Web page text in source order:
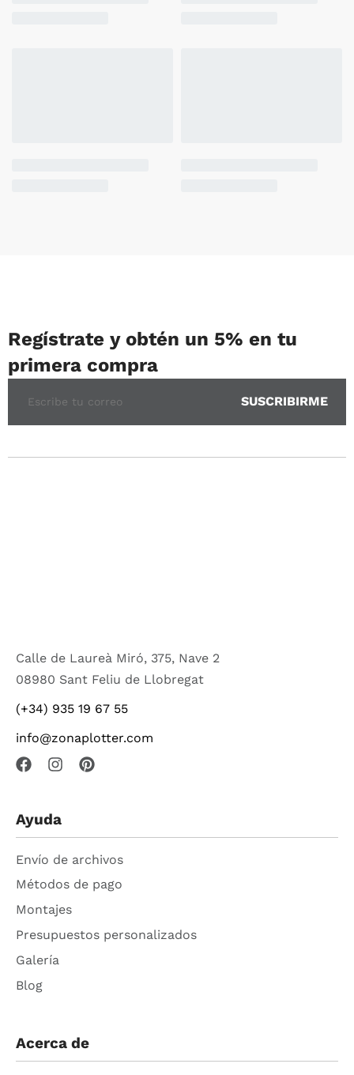
Regístrate y obtén un 5% en tu
primera compra
Calle de Laureà Miró, 375, Nave 2
08980 Sant Feliu de Llobregat
(+34) 935 19 67 55
info@zonaplotter.com
Ayuda
Envío de archivos
Métodos de pago
Montajes
Presupuestos personalizados
Galería
Blog
Acerca de